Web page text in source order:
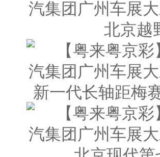
北京越
新一代长轴距梅